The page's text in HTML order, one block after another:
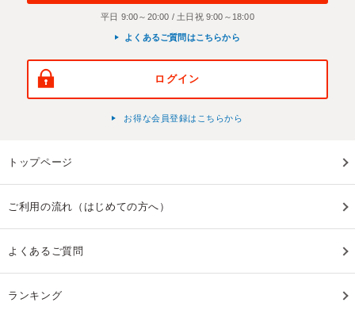
平日 9:00～20:00 / 土日祝 9:00～18:00
よくあるご質問はこちらから
ログイン
お得な会員登録はこちらから
トップページ
ご利用の流れ（はじめての方へ）
よくあるご質問
ランキング